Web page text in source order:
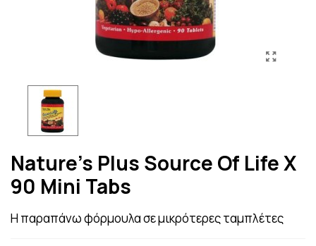
Nature's Plus Source Of Life X
90 Mini Tabs
H παραπάνω φόρμουλα σε μικρότερες ταμπλέτες